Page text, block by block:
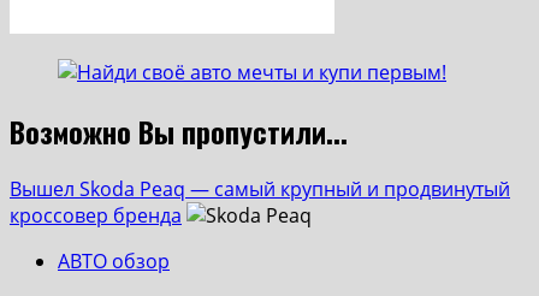
Возможно Вы пропустили...
Вышел Skoda Peaq — самый крупный и продвинутый
кроссовер бренда
АВТО обзор